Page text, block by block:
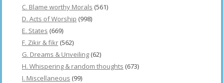
C. Blame worthy Morals (561)
D. Acts of Worship (998)
E. States (669)
F. Zikir & fikr (562)
G. Dreams & Unveiling (62)
H. Whispering & random thoughts (673)
I. Miscellaneous (99)